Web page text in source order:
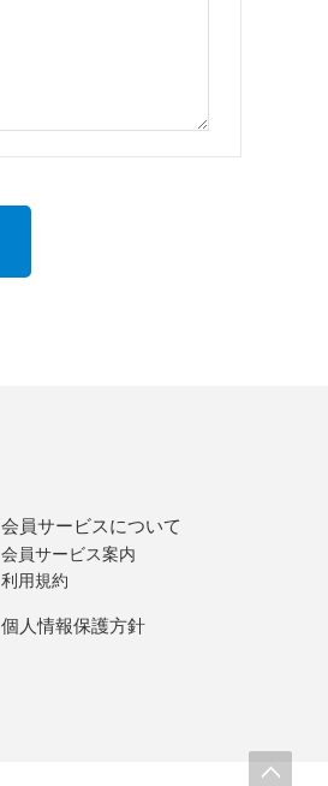
会員サービスについて
会員サービス案内
利用規約
個人情報保護方針